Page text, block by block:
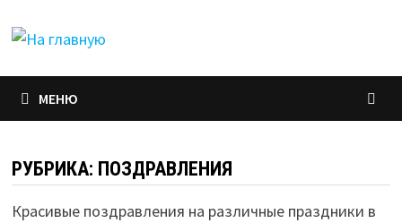
МЕНЮ
РУБРИКА: ПОЗДРАВЛЕНИЯ
Красивые поздравления на различные праздники в